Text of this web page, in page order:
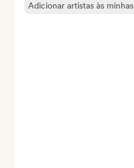
Adicionar artistas às